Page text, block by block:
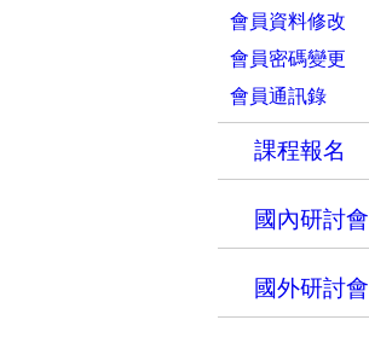
會員資料修改
會員密碼變更
會員通訊錄
課程報名
國內研討會
國外研討會